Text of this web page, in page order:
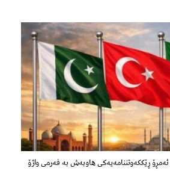
ڕێککەوتننامەیەکی هاوبەش بە فەرمی واژۆ